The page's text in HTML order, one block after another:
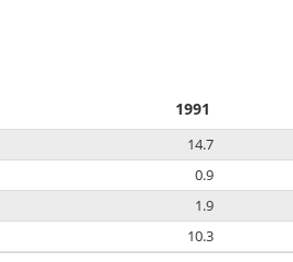
1991
14.7
0.9
1.9
10.3